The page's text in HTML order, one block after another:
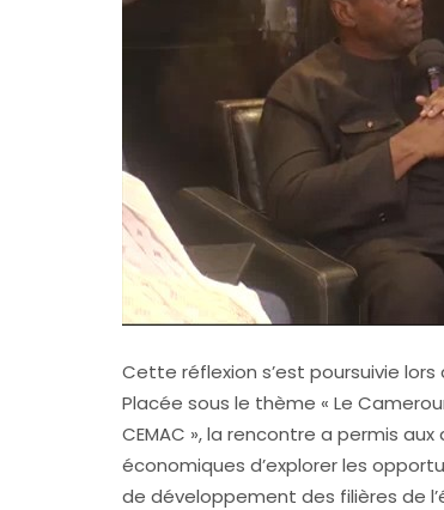
Cette réflexion s’est poursuivie lors
Placée sous le thème « Le
CEMAC », la rencontre a permis
économiques d’explorer les
de développement des filières de